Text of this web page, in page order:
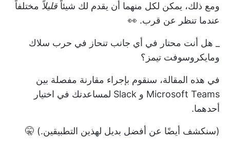
ومع ذلك، يمكن لكل منهما أن يقدم لك شيئاً قليلاً مختلفاً
عندما تنظر عن قرب. 👀
_ هل أنت محتار في أي جانب تنحاز في حرب سلاك
ومايكروسوفت تيمز؟
في هذه المقالة، سنقوم بإجراء مقارنة مفصلة بين
Microsoft Teams و Slack لمساعدتك في اختيار
أحدهما.
(سنكشف أيضًا عن أفضل بديل لهذين التطبيقين.) 🤫